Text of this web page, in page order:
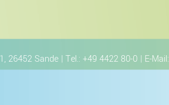
Sande | Tel.: +49 4422 80-0 | E-Mail: